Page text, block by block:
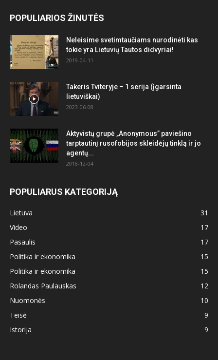
POPULIARIOS ŽINUTĖS
Neleisime svetimtaučiams nurodinėti kas
tokie yra Lietuvių Tautos didvyriai!
2019-04-11
Takeris Tviteryje – 1 serija (įgarsinta
lietuviškai)
2023-06-08
Aktyvistų grupė „Anonymous” paviešino
tarptautinį rusofobijos skleidėjų tinklą ir jo
agentų...
2018-12-04
POPULIARUS KATEGORIJĄ
Lietuva
31
Video
17
Pasaulis
17
Politika ir ekonomika
15
Politika ir ekonomika
15
Rolandas Paulauskas
12
Nuomonės
10
Teisė
9
Istorija
9